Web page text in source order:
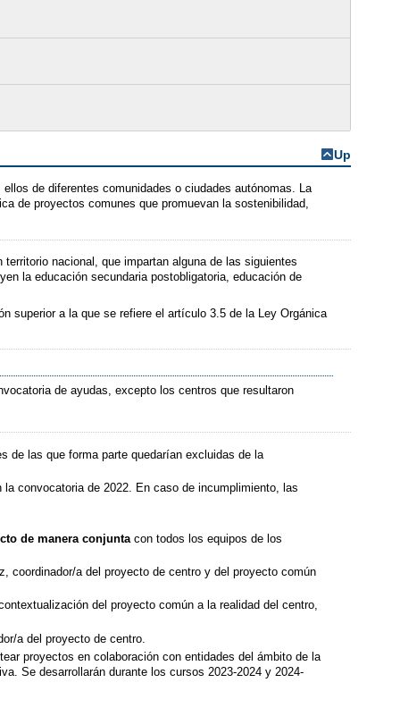
Up
de diferentes comunidades o ciudades autónomas. La
de proyectos comunes que promuevan la sostenibilidad,
nacional, que impartan alguna de las siguientes
la educación secundaria postobligatoria, educación de
superior a la que se refiere el artículo 3.5 de la Ley Orgánica
de ayudas, excepto los centros que resultaron
de las que forma parte quedarían excluidas de la
convocatoria de 2022. En caso de incumplimiento, las
de manera conjuntacon todos los equipos de los
coordinador/a del proyecto de centro y del proyecto común
del proyecto común a la realidad del centro,
a del proyecto de centro.
proyectos en colaboración con entidades del ámbito de la
Se desarrollarán durante los cursos 2023-2024 y 2024-